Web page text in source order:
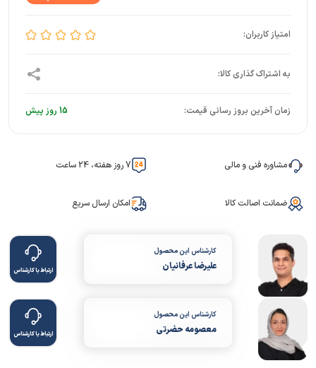
زمان آخرین بروز رسانی قیمت: 15 روز پیش
مشاوره فنی و مالی 7 روز هفته، 24 ساعت
ضمانت اصالت کالا امکان ارسال سریع
کارشناس این محصول
علیرضا عرفانیان ارتباط با کارشناس
کارشناس این محصول
معصومه حضرتی ارتباط با کارشناس